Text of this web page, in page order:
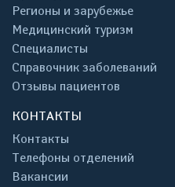
Регионы и зарубежье
Медицинский туризм
Специалисты
Справочник заболеваний
Отзывы пациентов
КОНТАКТЫ
Контакты
Телефоны отделений
Вакансии